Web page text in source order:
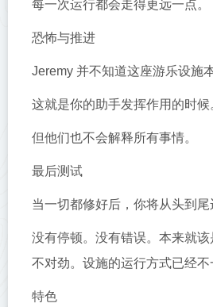
每一次运行都会走得更远一点。
恐怖与推进
Jeremy 并不知道这座游乐设施
这就是你的助手发挥作用的时候
但他们也不会解释所有事情。
最后测试
当一切都修好后，你将从头到尾
没有停顿。没有错误。本来就
不对劲。设施的运行方式已经不
特色